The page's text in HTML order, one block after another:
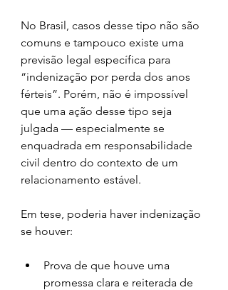
No Brasil, casos desse tipo não são
comuns e tampouco existe uma
previsão legal específica para
“indenização por perda dos anos
férteis”. Porém, não é impossível
que uma ação desse tipo seja
julgada — especialmente se
enquadrada em responsabilidade
civil dentro do contexto de um
relacionamento estável.
Em tese, poderia haver indenização
se houver:
Prova de que houve uma
promessa clara e reiterada de